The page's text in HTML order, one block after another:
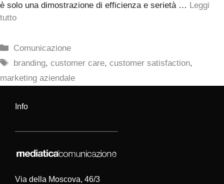
è solo una dimostrazione di efficienza e serietà … Leggi
tutto
Categorie
Comunicazione
Tag
branding,customer care,customer satisfaction,
marketing aziendale
Info
Via della Moscova, 46/3